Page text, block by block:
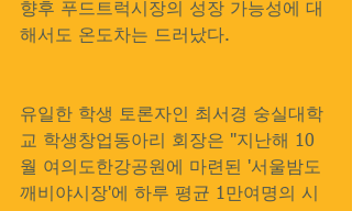
향후 푸드트럭시장의 성장 가능성에 대
해서도 온도차는 드러났다.
유일한 학생 토론자인 최서경 숭실대학
교 학생창업동아리 회장은 "지난해 10
월 여의도한강공원에 마련된 '서울밤도
깨비야시장'에 하루 평균 1만여명의 시